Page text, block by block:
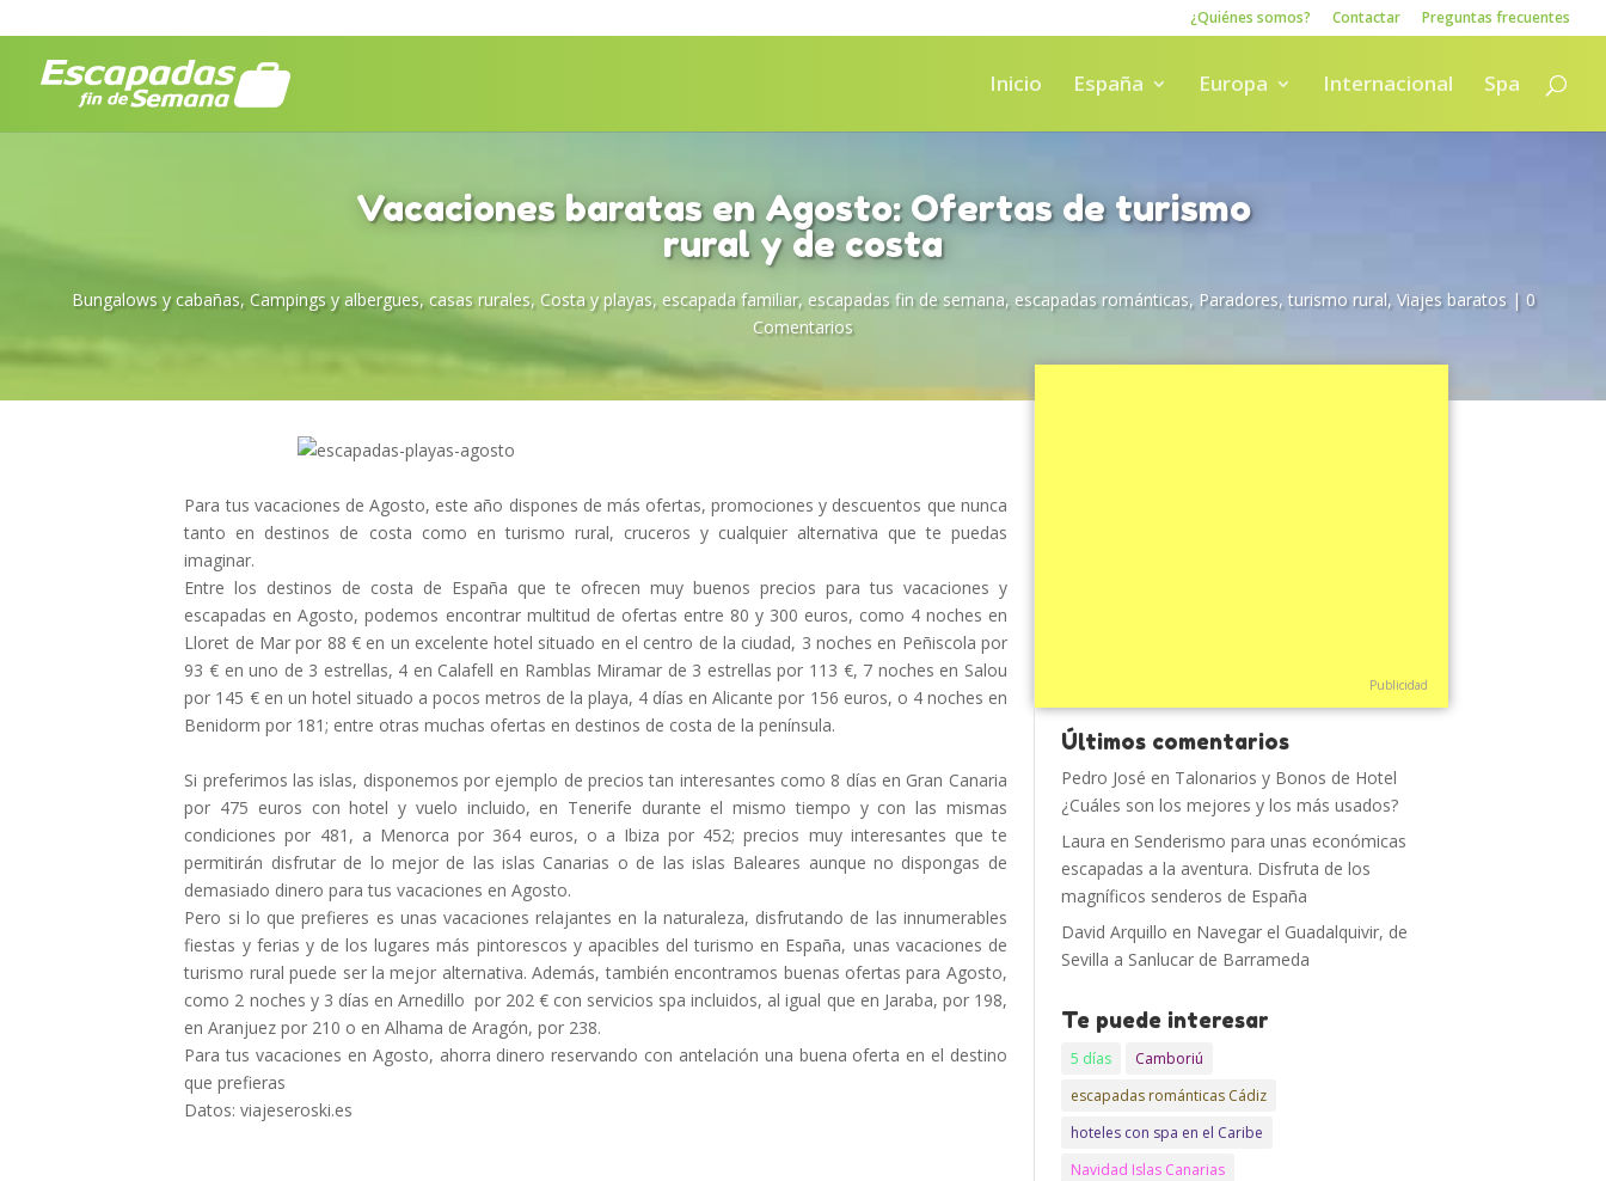
¿Quiénes somos? Contactar Preguntas frecuentes
Inicio España Europa Internacional Spa
Vacaciones baratas en Agosto: Ofertas de turismo
rural y de costa
Bungalows y cabañas, Campings y albergues,casas rurales, Costa y playas, escapada familiar, escapadas fin de semana, escapadas románticas, Paradores, turismo rural, Viajes baratos| 0
Comentarios
Para tus vacaciones de Agosto, este año dispones de más ofertas, promociones y descuentos que nunca
tanto en destinos de costa como en turismo rural, cruceros y cualquier alternativa que te puedas
imaginar.
Entre los destinos de costa de España que te ofrecen muy buenos precios para tus vacaciones y
escapadas en Agosto, podemos encontrar multitud de ofertas entre 80 y 300 euros, como 4 noches en
Lloret de Mar por 88 € en un excelente hotel situado en el centro de la ciudad, 3 noches en Peñiscola por
93 € en uno de 3 estrellas, 4 en Calafell en Ramblas Miramar de 3 estrellas por 113 €, 7 noches en Salou
por 145 € en un hotel situado a pocos metros de la playa, 4 días en Alicante por 156 euros, o 4 noches en
Benidorm por 181; entre otras muchas ofertas en destinos de costa de la península.
Si preferimos las islas, disponemos por ejemplo de precios tan interesantes como 8 días en Gran Canaria
por 475 euros con hotel y vuelo incluido, en Tenerife durante el mismo tiempo y con las mismas
condiciones por 481, a Menorca por 364 euros, o a Ibiza por 452; precios muy interesantes que te
permitirán disfrutar de lo mejor de las islas Canarias o de las islas Baleares aunque no dispongas de
demasiado dinero para tus vacaciones en Agosto.
Pero si lo que prefieres es unas vacaciones relajantes en la naturaleza, disfrutando de las innumerables
fiestas y ferias y de los lugares más pintorescos y apacibles del turismo en España, unas vacaciones de
turismo rural puede ser la mejor alternativa. Además, también encontramos buenas ofertas para Agosto,
como 2 noches y 3 días en Arnedillo por 202 € con servicios spa incluidos, al igual que en Jaraba, por 198,
en Aranjuez por 210 o en Alhama de Aragón, por 238.
Para tus vacaciones en Agosto, ahorra dinero reservando con antelación una buena oferta en el destino
que prefieras
Datos: viajeseroski.es
Publicidad
Últimos comentarios
Pedro José en Talonarios y Bonos de Hotel
¿Cuáles son los mejores y los más usados?
Laura en Senderismo para unas económicas
escapadas a la aventura. Disfruta de los
magníficos senderos de España
David Arquillo en Navegar el Guadalquivir, de
Sevilla a Sanlucar de Barrameda
Te puede interesar
5 días
Camboriú
escapadas románticas Cádiz
hoteles con spa en el Caribe
Navidad Islas Canarias